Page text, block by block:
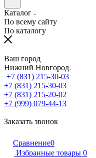
Каталог
По всему сайту
По каталогу
Ваш город
Нижний Новгород
+7 (831) 215-30-03
+7 (831) 215-30-03
+7 (831) 215-20-02
+7 (999) 079-44-13
Заказать звонок
Сравнение0
Избранные товары 0